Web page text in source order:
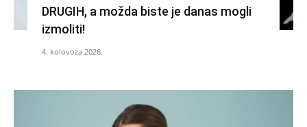
DRUGIH, a možda biste je danas mogli
izmoliti!
4. kolovoza 2026.